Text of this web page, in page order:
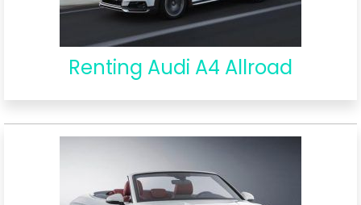
Renting Audi A4 Allroad